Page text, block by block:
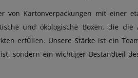
von Kartonverpackungen mit einer
und ökologische Boxen, die
erfüllen. Unsere Stärke ist ein
sondern ein wichtiger Bestandteil